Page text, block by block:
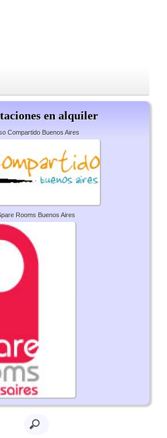
en alquiler
Compartido Buenos Aires
Rooms Buenos Aires